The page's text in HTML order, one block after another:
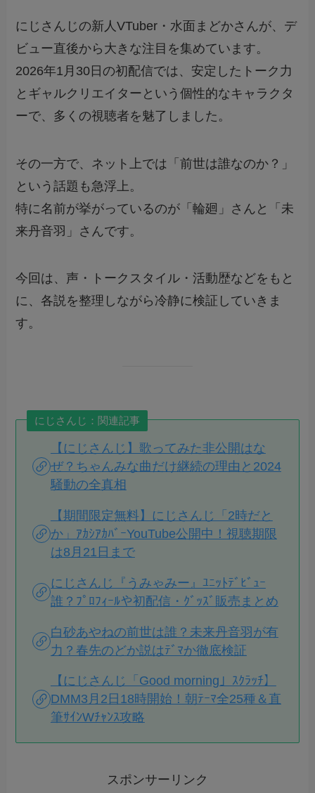
にじさんじの新人VTuber・水面まどかさんが、デ
ビュー直後から大きな注目を集めています。
2026年1月30日の初配信では、安定したトーク力
とギャルクリエイターという個性的なキャラクタ
ーで、多くの視聴者を魅了しました。
その一方で、ネット上では「前世は誰なのか？」
という話題も急浮上。
特に名前が挙がっているのが「輪廻」さんと「未
来丹音羽」さんです。
今回は、声・トークスタイル・活動歴などをもと
に、各説を整理しながら冷静に検証していきま
す。
にじさんじ：関連記事
【にじさんじ】歌ってみた非公開はな
ぜ？ちゃんみな曲だけ継続の理由と2024
騒動の全真相
【期間限定無料】にじさんじ「2時だと
か」ｱｶｼｱｶﾊﾞｰYouTube公開中！視聴期限
は8月21日まで
にじさんじ『うみゃみー』ﾕﾆｯﾄﾃﾞﾋﾞｭｰ
誰？ﾌﾟﾛﾌｨｰﾙや初配信・ｸﾞｯｽﾞ販売まとめ
白砂あやねの前世は誰？未来丹音羽が有
力？春先のどか説はﾃﾞﾏか徹底検証
【にじさんじ「Good morning」ｽｸﾗｯﾁ】
DMM3月2日18時開始！朝ﾃｰﾏ全25種＆直
筆ｻｲﾝWﾁｬﾝｽ攻略
スポンサーリンク